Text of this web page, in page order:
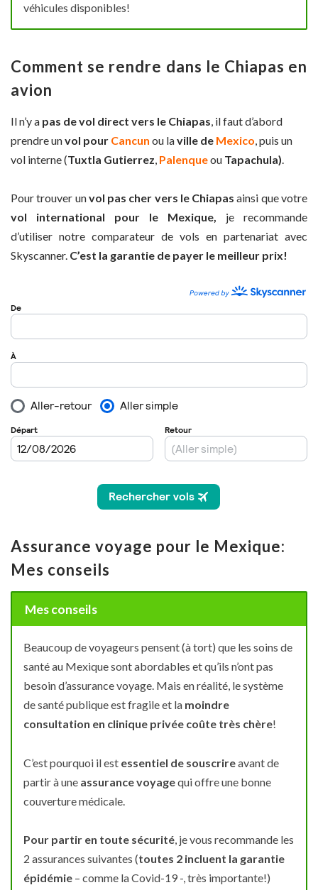
véhicules disponibles!
Comment se rendre dans le Chiapas en
avion
Il n’y a pas de vol direct vers le Chiapas, il faut d’abord
prendre unvol pour Cancun ou laville de Mexico, puis un
vol interne (Tuxtla Gutierrez, Palenqueou Tapachula).
Pour trouver unvol pas cher vers le Chiapas ainsi que votre
vol international pour le Mexique, je recommande
d’utiliser notre comparateur de vols en partenariat avec
Skyscanner. C’est la garantie de payer le meilleur prix!
Assurance voyage pour le Mexique:
Mes conseils
Mes conseils
Beaucoup de voyageurs pensent (à tort) que les soins de
santé au Mexique sont abordables et qu’ils n’ont pas
besoin d’assurance voyage. Mais en réalité, le système
de santé publique est fragile et la moindre
consultation en clinique privée coûte très chère!
C’est pourquoi il est essentiel de souscrireavant de
partir à une assurance voyagequi offre une bonne
couverture médicale.
Pour partir en toute sécurité, je vous recommande les
2 assurances suivantes (toutes 2 incluent la garantie
épidémie – comme la Covid-19 -, très importante!)